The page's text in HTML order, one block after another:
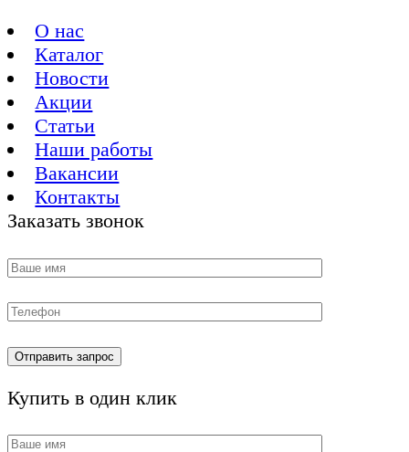
О нас
Каталог
Новости
Акции
Статьи
Наши работы
Вакансии
Контакты
Заказать звонок
Купить в один клик